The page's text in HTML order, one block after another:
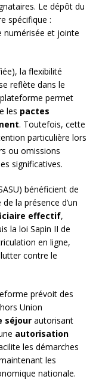
Le dépôt du
spécifique :
numérisée et jointe
la flexibilité
reflète dans le
permet
les pactes
. Toutefois, cette
particulière lors
ou omissions
significatives.
bénéficient de
la présence d’un
effectif,
la loi Sapin II de
en ligne,
contre le
prévoit des
Union
séjour autorisant
autorisation
les démarches
les
nationale.